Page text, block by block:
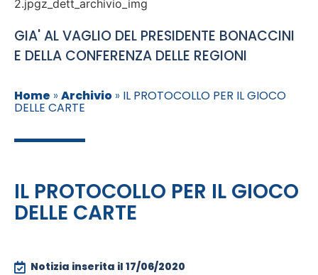
2.jpgz_dett_archivio_img
GIA' AL VAGLIO DEL PRESIDENTE BONACCINI
E DELLA CONFERENZA DELLE REGIONI
Home » Archivio » IL PROTOCOLLO PER IL GIOCO
DELLE CARTE
IL PROTOCOLLO PER IL GIOCO
DELLE CARTE
Notizia inserita il 17/06/2020